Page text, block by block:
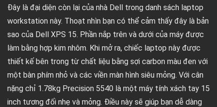
Đây là đại diện còn lại của nhà Dell trong danh sách laptop
workstation này. Thoạt nhìn bạn có thể cảm thấy đây là bản
sao của Dell XPS 15. Phần nắp trên và dưới của máy được
làm bằng hợp kim nhôm. Khi mở ra, chiếc laptop này được
thiết kế bên trong từ chất liệu bằng sợi carbon màu đen với
một bàn phím nhỏ và các viền màn hình siêu mỏng. Với cân
nặng chỉ 1.78kg Precision 5540 là một máy tính xách tay 15
inch tương đối nhẹ và mỏng. Điều này sẽ giúp bạn dễ dàng